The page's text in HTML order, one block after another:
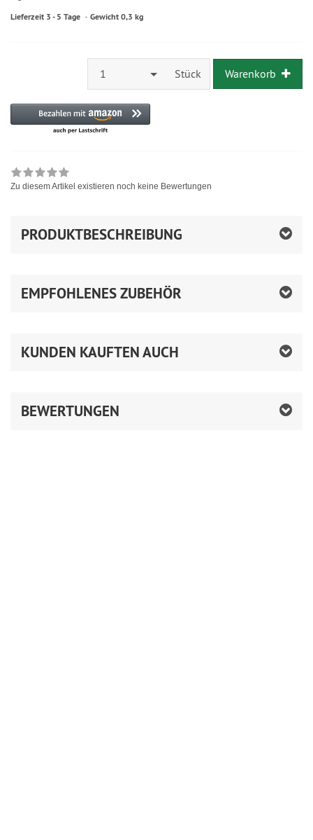
Lieferzeit 3 - 5 Tage Gewicht 0,3 kg
1 Stück Warenkorb
Zu diesem Artikel existieren noch keine Bewertungen
PRODUKTBESCHREIBUNG
EMPFOHLENES ZUBEHÖR
KUNDEN KAUFTEN AUCH
BEWERTUNGEN